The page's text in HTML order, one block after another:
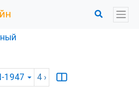
1947 4 ›